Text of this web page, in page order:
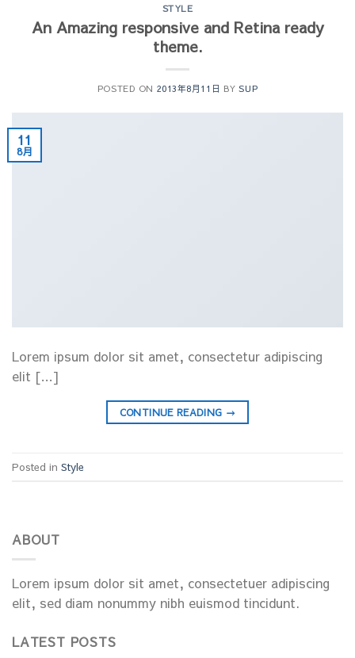
STYLE
An Amazing responsive and Retina ready
theme.
POSTED ON 2013年8月11日 BYSUP
11
8月
Lorem ipsum dolor sit amet, consectetur adipiscing
elit […]
CONTINUE READING →
Posted in Style
ABOUT
Lorem ipsum dolor sit amet, consectetuer adipiscing
elit, sed diam nonummy nibh euismod tincidunt.
LATEST POSTS